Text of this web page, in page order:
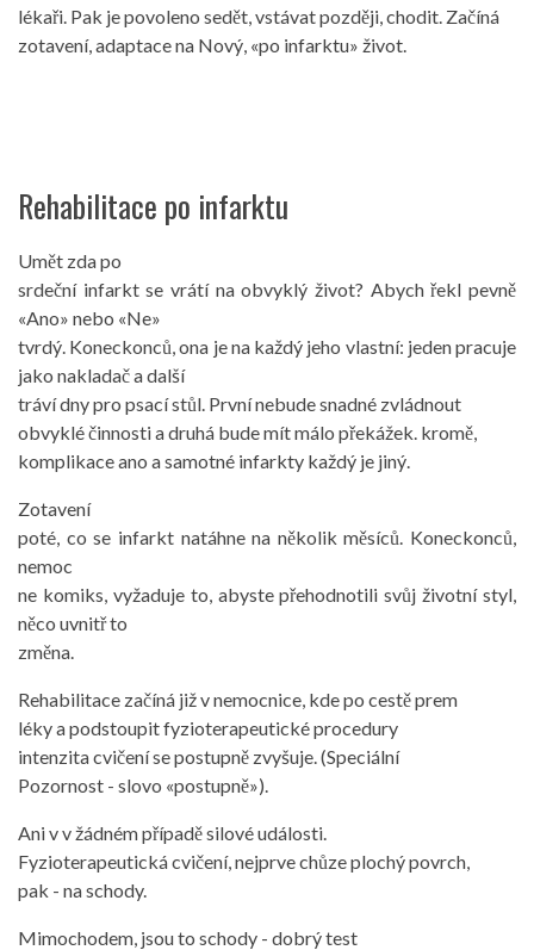
lékaři. Pak je povoleno sedět, vstávat později, chodit. Začíná
zotavení, adaptace na Nový, «po infarktu» život.
Rehabilitace po infarktu
Umět zda po
srdeční infarkt se vrátí na obvyklý život? Abych řekl pevně
«Ano» nebo «Ne»
tvrdý. Koneckonců, ona je na každý jeho vlastní: jeden pracuje
jako nakladač a další
tráví dny pro psací stůl. První nebude snadné zvládnout
obvyklé činnosti a druhá bude mít málo překážek. kromě,
komplikace ano a samotné infarkty každý je jiný.
Zotavení
poté, co se infarkt natáhne na několik měsíců. Koneckonců,
nemoc
ne komiks, vyžaduje to, abyste přehodnotili svůj životní styl,
něco uvnitř to
změna.
Rehabilitace začíná již v nemocnice, kde po cestě prem
léky a podstoupit fyzioterapeutické procedury
intenzita cvičení se postupně zvyšuje. (Speciální
Pozornost - slovo «postupně»).
Ani v v žádném případě silové události.
Fyzioterapeutická cvičení, nejprve chůze plochý povrch,
pak - na schody.
Mimochodem, jsou to schody - dobrý test